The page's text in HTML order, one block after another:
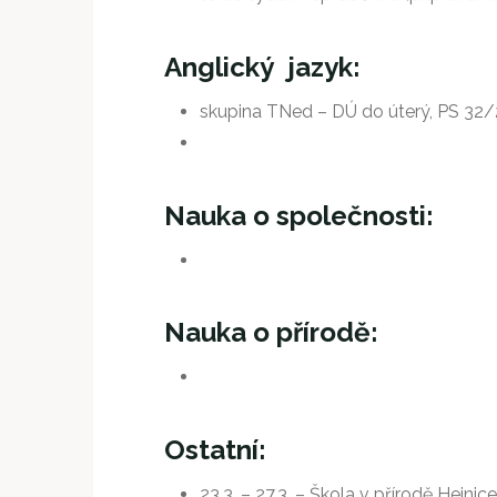
Anglický jazyk:
skupina TNed – DÚ do úterý, PS 32/
Nauka o společnosti:
Nauka o přírodě:
Ostatní: